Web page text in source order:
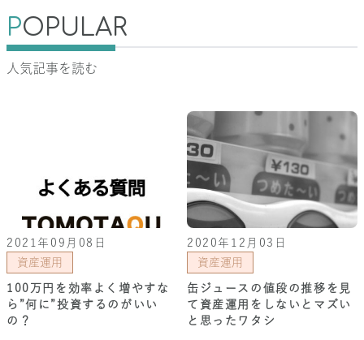
POPULAR
人気記事を読む
2021年09月08日
資産運用
100万円を効率よく増やすな
ら”何に”投資するのがいい
の？
2020年12月03日
資産運用
缶ジュースの値段の推移を見
て資産運用をしないとマズい
と思ったワタシ